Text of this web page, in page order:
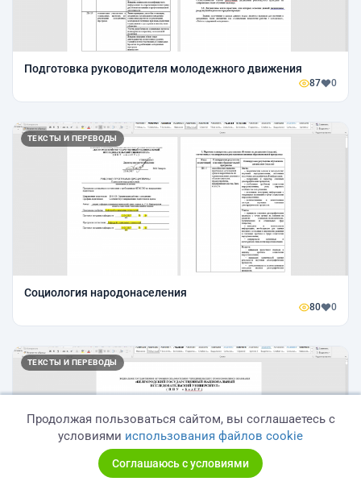
Подготовка руководителя молодежного движения
87 0
ТЕКСТЫ И ПЕРЕВОДЫ
Социология народонаселения
80 0
ТЕКСТЫ И ПЕРЕВОДЫ
Продолжая пользоваться сайтом, вы соглашаетесь с
условиями использования файлов cookie
Соглашаюсь с условиями